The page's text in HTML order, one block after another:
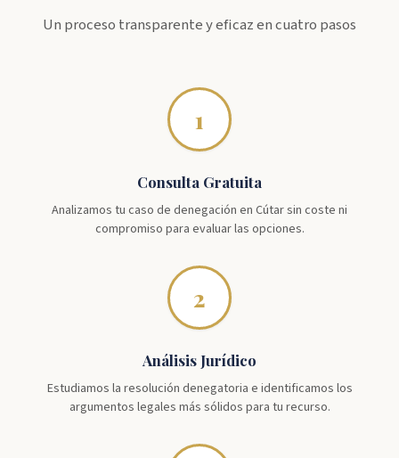
Un proceso transparente y eficaz en cuatro pasos
1
Consulta Gratuita
Analizamos tu caso de denegación en Cútar sin coste ni
compromiso para evaluar las opciones.
2
Análisis Jurídico
Estudiamos la resolución denegatoria e identificamos los
argumentos legales más sólidos para tu recurso.